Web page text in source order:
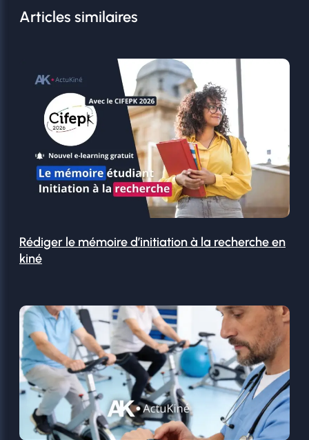
Articles similaires
Rédiger le mémoire d’initiation à la recherche en
kiné